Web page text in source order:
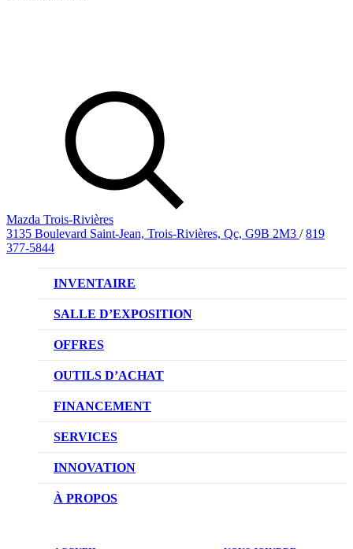
Mazda Trois-Rivières
3135 Boulevard Saint-Jean, Trois-Rivières, Qc, G9B 2M3 / 819
377-5844
INVENTAIRE
VÉHICULES NEUFS
VÉHICULES D’OCCASION
SALLE D’EXPOSITION
OFFRES
OFFRES DU CONCESSIONNAIRE
OUTILS D’ACHAT
CONFIGUREZ VOTRE VÉHICULE
RÉSERVEZ UN ESSAI ROUTIER
DEMANDEZ UN PRIX
FINANCEMENT
NOTRE DIFFÉRENCE
DEMANDE DE CRÉDIT AUTO
SERVICES
NOTRE PROMESSE
PRENDRE UN RENDEZ-VOUS
INNOVATION
TECHNOLOGIE SKYACTIV
À PROPOS